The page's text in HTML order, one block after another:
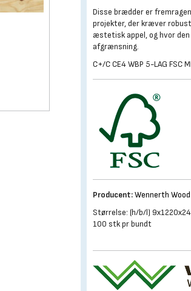
Disse brædder er
projekter, der kræver
æstetisk appel, og hvor
afgrænsning.
C+/C CE4 WBP 5-LAG FSC
Producent:Wennerth
Størrelse: (h/b/l)
100 stk pr bundt